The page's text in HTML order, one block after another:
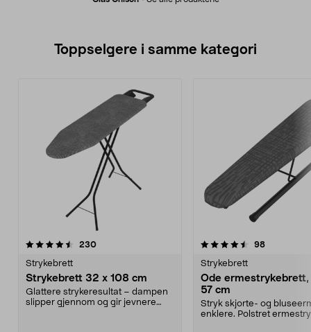
Toppselgere i samme kategori
230anmeldelser
Strykebrett
Strykebrett 32 x 108 cm
Glattere strykeresultat – dampen
slipper gjennom og gir jevnere
4.5 av 5 stjerner 98
Strykebrett
Ode ermestrykebrett,
57 cm
Stryk skjorte- og
enklere. Polstret
4.5 av 5 stjerner